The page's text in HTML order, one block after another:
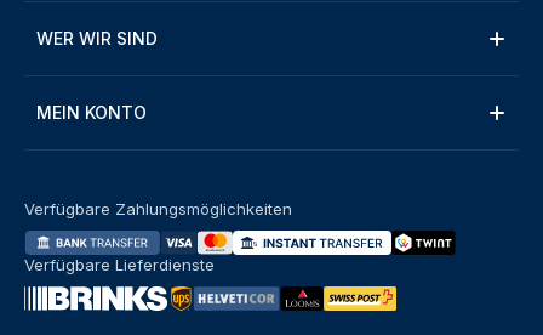
WER WIR SIND
MEIN KONTO
Verfügbare Zahlungsmöglichkeiten
Verfügbare Lieferdienste